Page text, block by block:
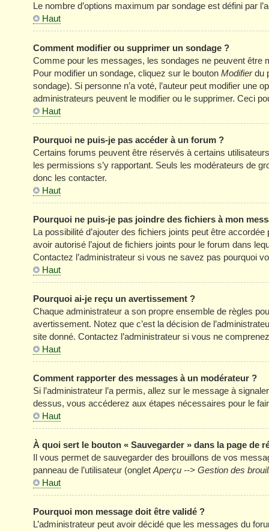
Le nombre d’options maximum par sondage est défini par
Haut
Comment modifier ou supprimer un sondage ?
Comme pour les messages, les sondages ne peuvent être
Pour modifier un sondage, cliquez sur le bouton Modifierdu
sondage). Si personne n’a voté, l’auteur peut modifier une
administrateurs peuvent le modifier ou le supprimer. Ceci
Haut
Pourquoi ne puis-je pas accéder à un forum ?
Certains forums peuvent être réservés à certains
les permissions s’y rapportant. Seuls les modérateurs de
donc les contacter.
Haut
Pourquoi ne puis-je pas joindre des fichiers à mon
La possibilité d’ajouter des fichiers joints peut être
avoir autorisé l’ajout de fichiers joints pour le forum dans
Contactez l’administrateur si vous ne savez pas pourquoi
Haut
Pourquoi ai-je reçu un avertissement ?
Chaque administrateur a son propre ensemble de règles
avertissement. Notez que c’est la décision de
site donné. Contactez l’administrateur si vous ne
Haut
Comment rapporter des messages à un modérateur ?
Si l’administrateur l’a permis, allez sur le message à
dessus, vous accéderez aux étapes nécessaires pour le
Haut
À quoi sert le bouton « Sauvegarder » dans la page de
Il vous permet de sauvegarder des brouillons de vos
panneau de l’utilisateur (onglet Aperçu --> Gestion des
Haut
Pourquoi mon message doit être validé ?
L’administrateur peut avoir décidé que les messages du